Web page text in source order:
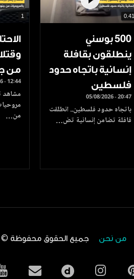
0.41
500 بوسني
ينطلقون بقافلة
إنسانية باتجاه حدود
فلسطين
05/08/2026 - 20:47
باتجاه حدود فلسطين.. انطلقت
قافلة تضامن إنسانية تض…
1
من
- 12:44
مشاهد
من…
من نحن جميع الحقوق محفوظة © 2019